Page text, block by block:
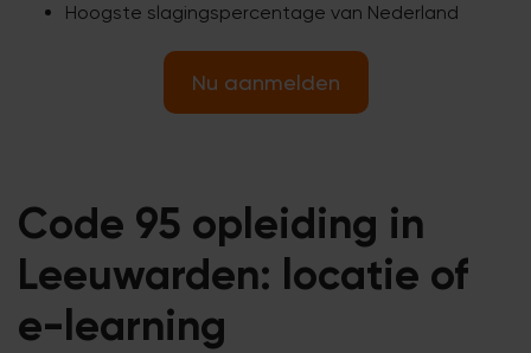
Hoogste slagingspercentage van Nederland
Nu aanmelden
Code 95 opleiding in
Leeuwarden: locatie of
e-learning